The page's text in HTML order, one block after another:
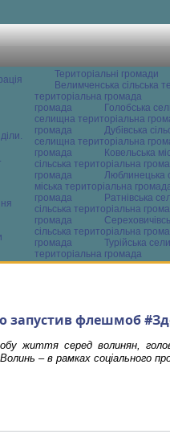
Територіальні громади
Велимченська сільська
територіальна громада
громада
Голобська
селищна територіальна
громада
Дубівська
селищна територіальна
громада
Ковельська
сільська територіальна
громада
Люблинецька
міська територіальна
громада
Ратнівська
сільська територіальна
громада
сільська територіальна
громада
Турійська
територіальна громада
запустив флешмоб
життя серед волинян,
– в рамках соціального